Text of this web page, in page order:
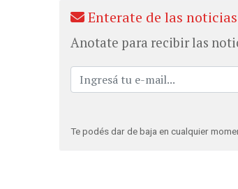
Enterate de las
Anotate para recibir las
Te podés dar de baja en cualquier